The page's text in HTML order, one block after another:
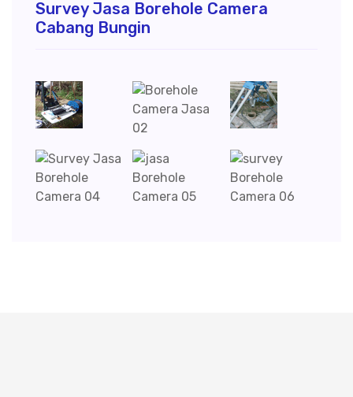
Survey Jasa Borehole Camera
Cabang Bungin